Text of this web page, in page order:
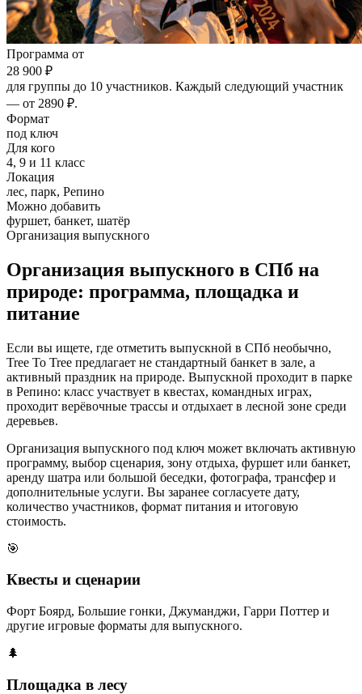
Программа от
28 900 ₽
для группы до 10 участников. Каждый следующий участник
— от 2890 ₽.
Формат
под ключ
Для кого
4, 9 и 11 класс
Локация
лес, парк, Репино
Можно добавить
фуршет, банкет, шатёр
Организация выпускного
Организация выпускного в СПб на
природе: программа, площадка и
питание
Если вы ищете, где отметить выпускной в СПб необычно,
Tree To Tree предлагает не стандартный банкет в зале, а
активный праздник на природе. Выпускной проходит в парке
в Репино: класс участвует в квестах, командных играх,
проходит верёвочные трассы и отдыхает в лесной зоне среди
деревьев.
Организация выпускного под ключ может включать активную
программу, выбор сценария, зону отдыха, фуршет или банкет,
аренду шатра или большой беседки, фотографа, трансфер и
дополнительные услуги. Вы заранее согласуете дату,
количество участников, формат питания и итоговую
стоимость.
🎯
Квесты и сценарии
Форт Боярд, Большие гонки, Джуманджи, Гарри Поттер и
другие игровые форматы для выпускного.
🌲
Площадка в лесу